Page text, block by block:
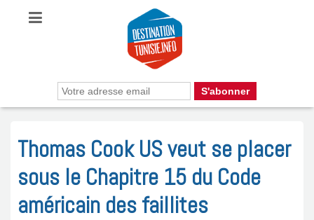
Thomas Cook US veut se placer
sous le Chapitre 15 du Code
américain des faillites